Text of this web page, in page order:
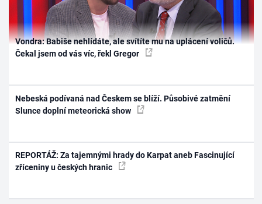
Vondra: Babiše nehlídáte, ale svítíte mu na uplácení voličů.
Čekal jsem od vás víc, řekl Gregor
Nebeská podívaná nad Českem se blíží. Působivé zatmění
Slunce doplní meteorická show
REPORTÁŽ: Za tajemnými hrady do Karpat aneb Fascinující
zříceniny u českých hranic